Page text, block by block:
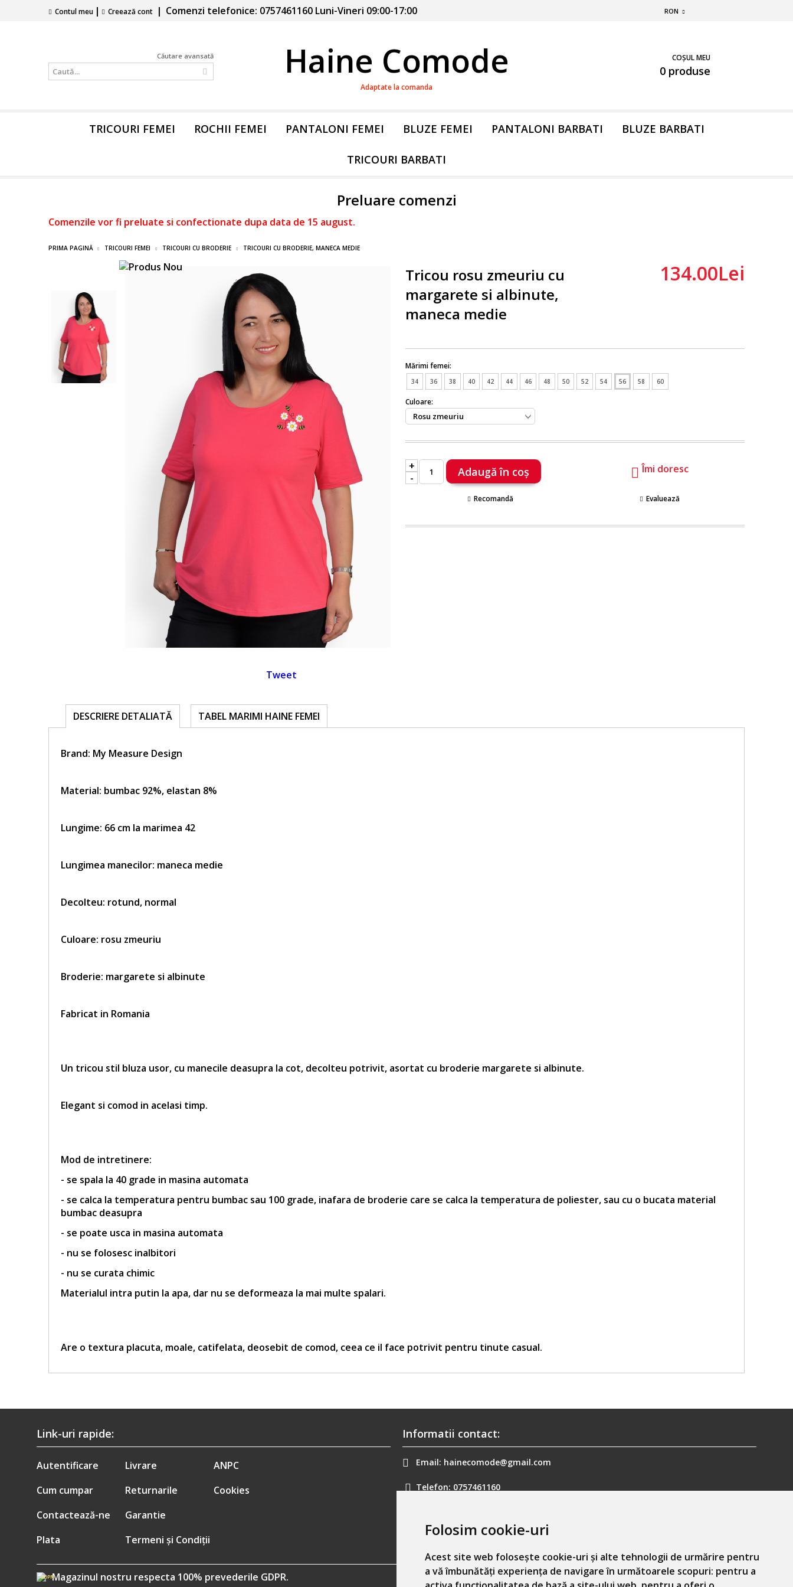
Folosim cookie-uri
Acest site web folosește cookie-uri și alte tehnologii de urmărire pentru
a vă îmbunătăți experiența de navigare în următoarele scopuri: pentru a
Contul meu | Creează cont | Comenzi telefonice: 0757461160 Luni-Vineri 09:00-17:00 RON
Căutare avansată Haine Comode
Adaptate la comanda
COȘUL MEU
0 produse
TRICOURI FEMEI ROCHII FEMEI PANTALONI FEMEI BLUZE FEMEI PANTALONI BARBATI BLUZE BARBATI
TRICOURI BARBATI
Preluare comenzi
Comenzile vor fi preluate si confectionate dupa data de 15 august.
PRIMA PAGINĂ TRICOURI FEMEI TRICOURI CU BRODERIE TRICOURI CU BRODERIE, MANECA MEDIE
Tricou rosu zmeuriu cu
margarete si albinute,
maneca medie
134.00Lei
Mărimi femei:
34 36 38 40 42 44 46 48 50 52 54 56 58 60
Culoare:
+
-
Îmi doresc
Recomandă Evaluează
Tweet
DESCRIERE DETALIATĂ TABEL MARIMI HAINE FEMEI
Brand: My Measure Design
Material: bumbac 92%, elastan 8%
Lungime: 66 cm la marimea 42
Lungimea manecilor: maneca medie
Decolteu: rotund, normal
Culoare: rosu zmeuriu
Broderie: margarete si albinute
Fabricat in Romania
Un tricou stil bluza usor, cu manecile deasupra la cot, decolteu potrivit, asortat cu broderie margarete si albinute.
Elegant si comod in acelasi timp.
Mod de intretinere:
- se spala la 40 grade in masina automata
- se calca la temperatura pentru bumbac sau 100 grade, inafara de broderie care se calca la temperatura de poliester, sau cu o bucata material
bumbac deasupra
- se poate usca in masina automata
- nu se folosesc inalbitori
- nu se curata chimic
Materialul intra putin la apa, dar nu se deformeaza la mai multe spalari.
Are o textura placuta, moale, catifelata, deosebit de comod, ceea ce il face potrivit pentru tinute casual.
Link-uri rapide:
Autentificare
Cum cumpar
Contactează-ne
Plata
Livrare
Returnarile
Garantie
Termeni și Condiții
ANPC
Cookies
Informatii contact:
Email: hainecomode@gmail.com
Telefon: 0757461160
GDPRMagazinul nostru respecta 100% prevederile GDPR. Informatiile mele personale